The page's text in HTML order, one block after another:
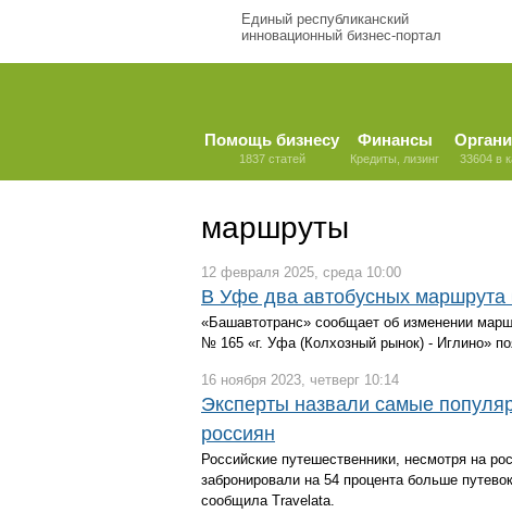
Единый республиканский
инновационный бизнес-портал
Помощь бизнесу
1837 статей
Финансы
Кредиты, лизинг 33604 в
маршруты
12 февраля 2025, среда 10:00
В Уфе два автобусных маршрута
«Башавтотранс» сообщает об изменении
№ 165 «г. Уфа (Колхозный рынок) - Иглино»
16 ноября 2023, четверг 10:14
Эксперты назвали самые
россиян
Российские путешественники, несмотря на
забронировали на 54 процента больше
сообщила Travelata.